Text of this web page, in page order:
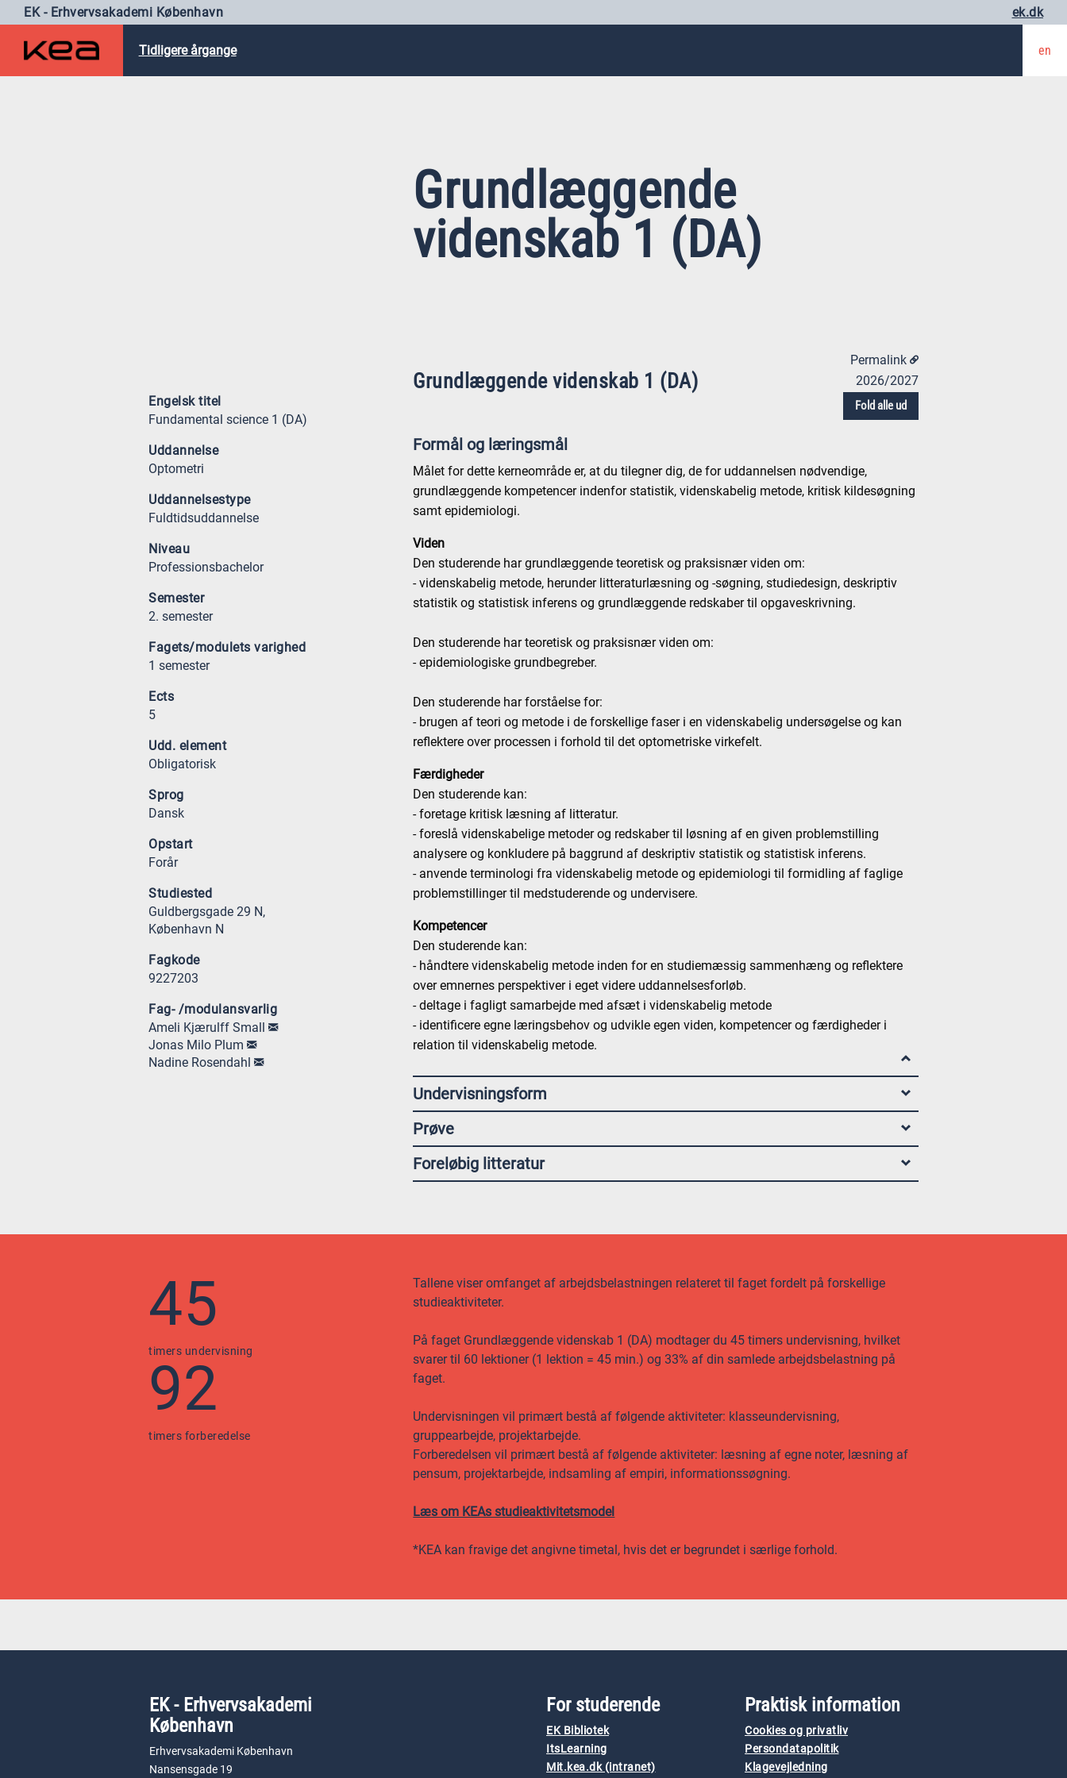
EK - Erhvervsakademi København ek.dk
Tidligere årgange en
Grundlæggende
videnskab 1 (DA)
Permalink
Grundlæggende videnskab 1 (DA)
2026/2027
Engelsk titel
Fundamental science 1 (DA)
Uddannelse
Optometri
Uddannelsestype
Fuldtidsuddannelse
Niveau
Professionsbachelor
Semester
2. semester
Fagets/modulets varighed
1 semester
Ects
5
Udd. element
Obligatorisk
Sprog
Dansk
Opstart
Forår
Studiested
Guldbergsgade 29 N,
København N
Fagkode
9227203
Fag- /modulansvarlig
Ameli Kjærulff Small
Jonas Milo Plum
Nadine Rosendahl
Fold alle ud
Formål og læringsmål
Målet for dette kerneområde er, at du tilegner dig, de for uddannelsen nødvendige,
grundlæggende kompetencer indenfor statistik, videnskabelig metode, kritisk kildesøgning
samt epidemiologi.
Viden
Den studerende har grundlæggende teoretisk og praksisnær viden om:
- videnskabelig metode, herunder litteraturlæsning og -søgning, studiedesign, deskriptiv
statistik og statistisk inferens og grundlæggende redskaber til opgaveskrivning.
Den studerende har teoretisk og praksisnær viden om:
- epidemiologiske grundbegreber.
Den studerende har forståelse for:
- brugen af teori og metode i de forskellige faser i en videnskabelig undersøgelse og kan
reflektere over processen i forhold til det optometriske virkefelt.
Færdigheder
Den studerende kan:
- foretage kritisk læsning af litteratur.
- foreslå videnskabelige metoder og redskaber til løsning af en given problemstilling
analysere og konkludere på baggrund af deskriptiv statistik og statistisk inferens.
- anvende terminologi fra videnskabelig metode og epidemiologi til formidling af faglige
problemstillinger til medstuderende og undervisere.
Kompetencer
Den studerende kan:
- håndtere videnskabelig metode inden for en studiemæssig sammenhæng og reflektere
over emnernes perspektiver i eget videre uddannelsesforløb.
- deltage i fagligt samarbejde med afsæt i videnskabelig metode
- identificere egne læringsbehov og udvikle egen viden, kompetencer og færdigheder i
relation til videnskabelig metode.
Undervisningsform
Prøve
Foreløbig litteratur
45
timers undervisning
92
timers forberedelse
Tallene viser omfanget af arbejdsbelastningen relateret til faget fordelt på forskellige
studieaktiviteter.
På faget Grundlæggende videnskab 1 (DA) modtager du 45 timers undervisning, hvilket
svarer til 60 lektioner (1 lektion = 45 min.) og 33% af din samlede arbejdsbelastning på
faget.
Undervisningen vil primært bestå af følgende aktiviteter: klasseundervisning,
gruppearbejde, projektarbejde.
Forberedelsen vil primært bestå af følgende aktiviteter: læsning af egne noter, læsning af
pensum, projektarbejde, indsamling af empiri, informationssøgning.
Læs om KEAs studieaktivitetsmodel
*KEA kan fravige det angivne timetal, hvis det er begrundet i særlige forhold.
EK - Erhvervsakademi
København
Erhvervsakademi København
Nansensgade 19
For studerende
EK Bibliotek
ItsLearning
Mit.kea.dk (intranet)
Praktisk information
Cookies og privatliv
Persondatapolitik
Klagevejledning